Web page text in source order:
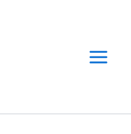
Main